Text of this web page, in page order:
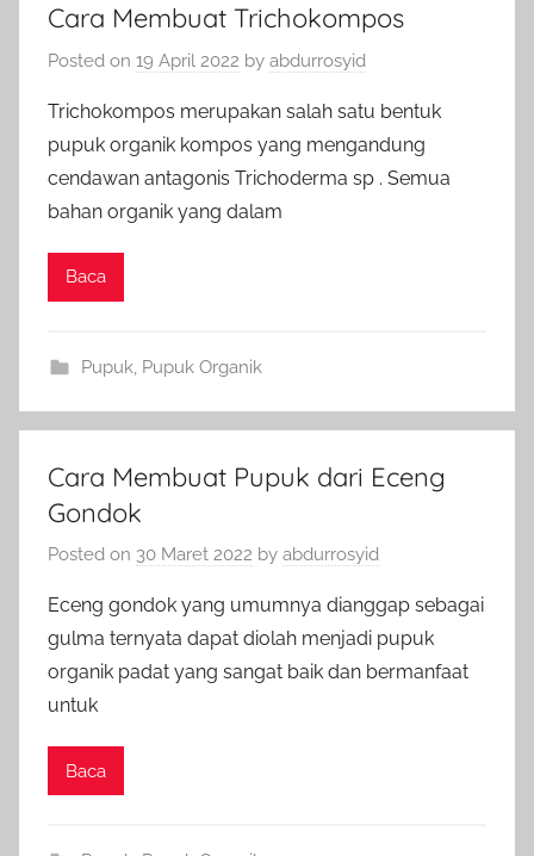
Cara Membuat Trichokompos
Posted on 19 April 2022 by abdurrosyid
Trichokompos merupakan salah satu bentuk
pupuk organik kompos yang mengandung
cendawan antagonis Trichoderma sp . Semua
bahan organik yang dalam
Baca
Pupuk, Pupuk Organik
Cara Membuat Pupuk dari Eceng
Gondok
Posted on 30 Maret 2022 by abdurrosyid
Eceng gondok yang umumnya dianggap sebagai
gulma ternyata dapat diolah menjadi pupuk
organik padat yang sangat baik dan bermanfaat
untuk
Baca